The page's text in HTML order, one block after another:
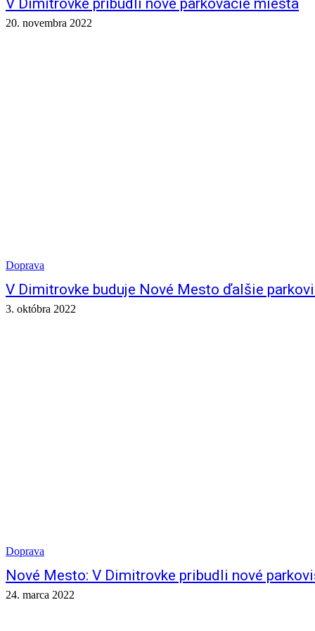
V Dimitrovke pribudli nové parkovacie miesta
20. novembra 2022
Doprava
V Dimitrovke buduje Nové Mesto ďalšie
3. októbra 2022
Doprava
Nové Mesto: V Dimitrovke pribudli nové
24. marca 2022